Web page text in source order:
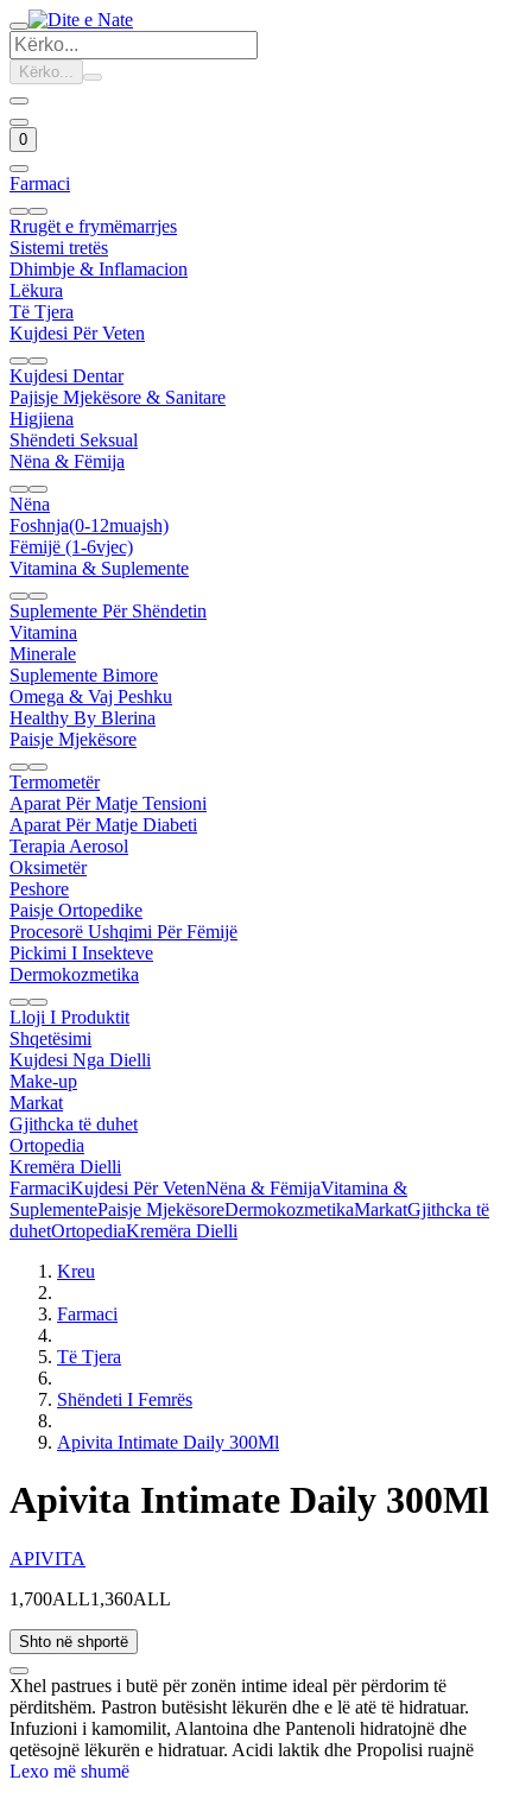
Kërko...
0
Farmaci
Rrugët e frymëmarrjes
Sistemi tretës
Dhimbje & Inflamacion
Lëkura
Të Tjera
Kujdesi Për Veten
Kujdesi Dentar
Pajisje Mjekësore & Sanitare
Higjiena
Shëndeti Seksual
Nëna & Fëmija
Nëna
Foshnja(0-12muajsh)
Fëmijë (1-6vjec)
Vitamina & Suplemente
Suplemente Për Shëndetin
Vitamina
Minerale
Suplemente Bimore
Omega & Vaj Peshku
Healthy By Blerina
Paisje Mjekësore
Termometër
Aparat Për Matje Tensioni
Aparat Për Matje Diabeti
Terapia Aerosol
Oksimetër
Peshore
Paisje Ortopedike
Procesorë Ushqimi Për Fëmijë
Pickimi I Insekteve
Dermokozmetika
Lloji I Produktit
Shqetësimi
Kujdesi Nga Dielli
Make-up
Markat
Gjithcka të duhet
Ortopedia
Kremëra Dielli
FarmaciKujdesi Për VetenNëna & FëmijaVitamina &
SuplementePaisje MjekësoreDermokozmetikaMarkatGjithcka të
duhetOrtopediaKremëra Dielli
Kreu
Farmaci
Të Tjera
Shëndeti I Femrës
Apivita Intimate Daily 300Ml
Apivita Intimate Daily 300Ml
APIVITA
1,700ALL1,360ALL
Shto në shportë
Xhel pastrues i butë për zonën intime ideal për përdorim të
përditshëm. Pastron butësisht lëkurën dhe e lë atë të hidratuar.
Infuzioni i kamomilit, Alantoina dhe Pantenoli hidratojnë dhe
qetësojnë lëkurën e hidratuar. Acidi laktik dhe Propolisi ruajnë
nivelet optimale të pH dhe parandalojnë rritjen e mikroorganizmave
Lexo më shumë